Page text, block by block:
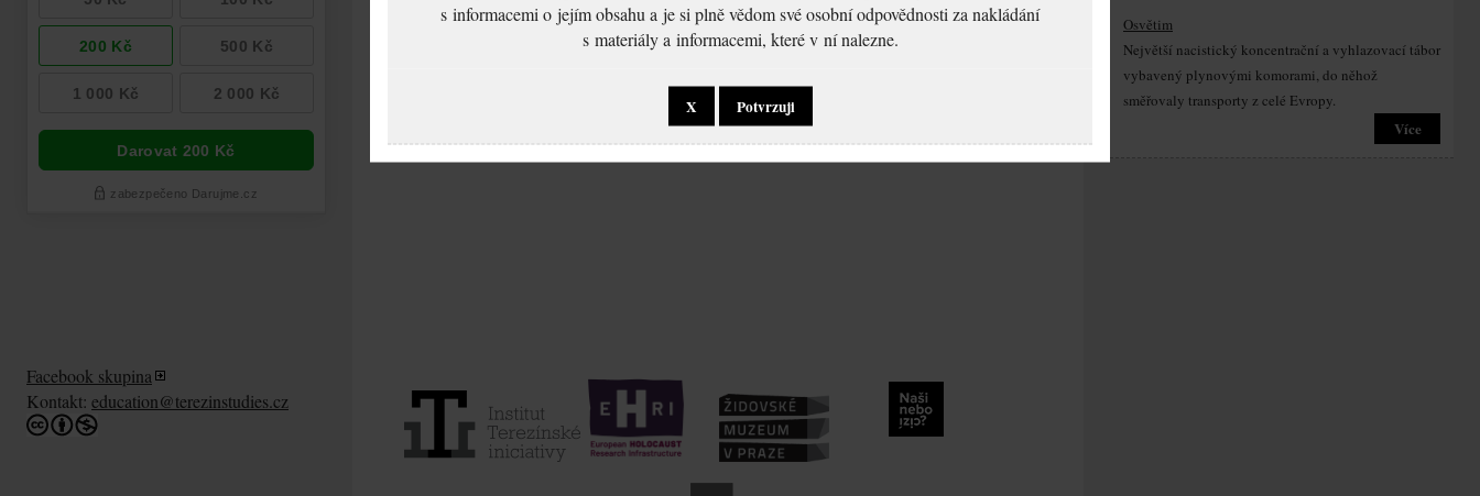
Osvětim
Největší nacistický koncentrační a vyhlazovací tábor
vybavený plynovými komorami, do něhož
směřovaly transporty z celé Evropy.
Více
Facebook skupina
Kontakt: education@terezinstudies.cz
s informacemi o jejím obsahu a je si plně vědom své osobní odpovědnosti za nakládání
s materiály a informacemi, které v ní nalezne.
X Potvrzuji